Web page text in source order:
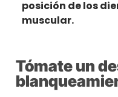
posición de los
muscular.
Tómate un